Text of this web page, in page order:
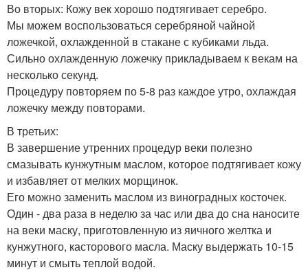
Во вторых: Кожу век хорошо подтягивает серебро.
Мы можем воспользоваться серебряной чайной
ложечкой, охлажденной в стакане с кубиками льда.
Сильно охлажденную ложечку прикладываем к векам на
несколько секунд.
Процедуру повторяем по 5-8 раз каждое утро, охлаждая
ложечку между повторами.
В третьих:
В завершение утренних процедур веки полезно
смазывать кунжутным маслом, которое подтягивает кожу
и избавляет от мелких морщинок.
Его можно заменить маслом из виноградных косточек.
Один - два раза в неделю за час или два до сна наносите
на веки маску, приготовленную из яичного желтка и
кунжутного, касторового масла. Маску выдержать 10-15
минут и смыть теплой водой.